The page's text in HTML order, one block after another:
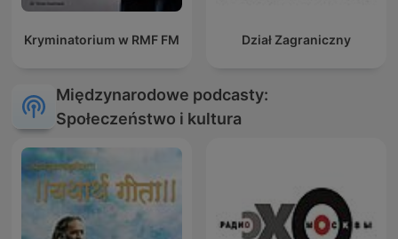
Kryminatorium w RMF FM Dział Zagraniczny
Międzynarodowe podcasty:
Społeczeństwo i kultura